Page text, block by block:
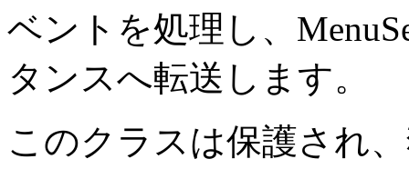
ベントを処理し、
タンスへ転送します。
このクラスは保護され